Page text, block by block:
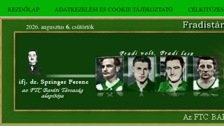
KEZDŐLAP ADATKEZELÉSI ÉS COOKIE TÁJÉKOZTATÓ
2026. augusztus 6.csütörtök